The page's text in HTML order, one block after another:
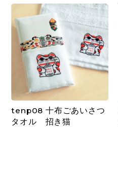
tenp08 十布ごあいさつ
タオル 招き猫